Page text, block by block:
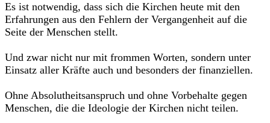
Es ist notwendig, dass sich die Kirchen heute mit den
Erfahrungen aus den Fehlern der Vergangenheit auf die
Seite der Menschen stellt.
Und zwar nicht nur mit frommen Worten, sondern unter
Einsatz aller Kräfte auch und besonders der finanziellen.
Ohne Absolutheitsanspruch und ohne Vorbehalte gegen
Menschen, die die Ideologie der Kirchen nicht teilen.